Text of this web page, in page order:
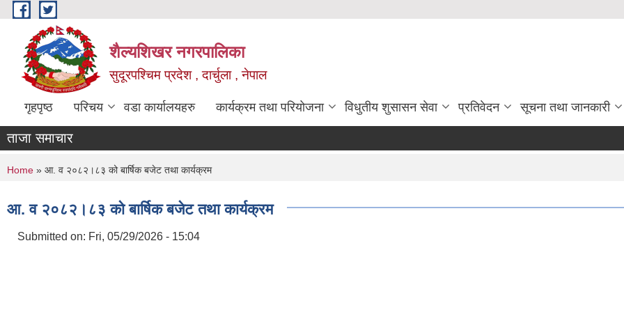
Skip to main content
शैल्यशिखर नगरपालिका
सुदूरपश्चिम प्रदेश , दार्चुला , नेपाल
गृहपृष्ठ परिचय वडा कार्यालयहरु कार्यक्रम तथा परियोजना विधुतीय शुसासन सेवा प्रतिवेदन सूचना तथा जानकारी
ताजा समाचार
You are here
Home » आ. व २०८२।८३ को बार्षिक बजेट तथा कार्यक्रम
आ. व २०८२।८३ को बार्षिक बजेट तथा कार्यक्रम
Submitted on: Fri, 05/29/2026 - 15:04